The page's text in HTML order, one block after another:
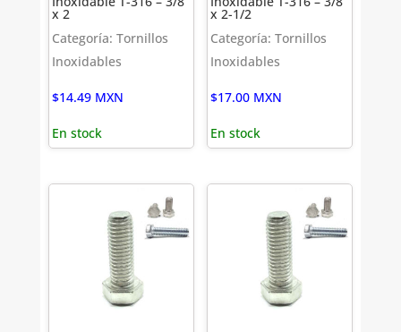
x 2
Categoría: Tornillos
Inoxidables
$14.49 MXN
En stock
x 2-1/2
Categoría: Tornillos
Inoxidables
$17.00 MXN
En stock